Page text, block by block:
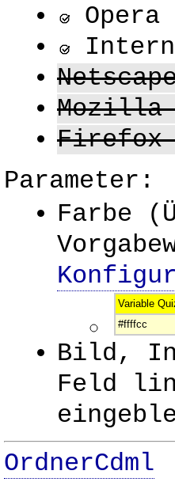
Opera
Mozilla
Firefox
Parameter:
Farbe
Variable
#ffffcc
Bild,
Feld
OrdnerCdml